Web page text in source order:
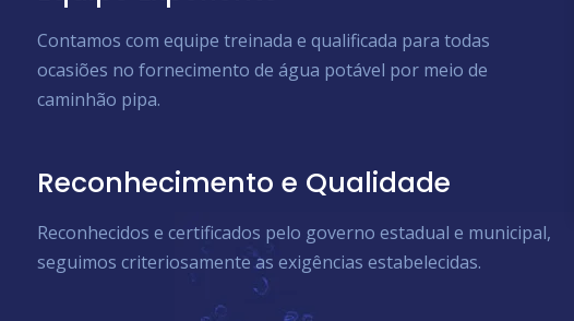
Contamos com equipe treinada e qualificada para todas
ocasiões no fornecimento de água potável por meio de
caminhão pipa.
Reconhecimento e Qualidade
Reconhecidos e certificados pelo governo estadual e municipal,
seguimos criteriosamente as exigências estabelecidas.